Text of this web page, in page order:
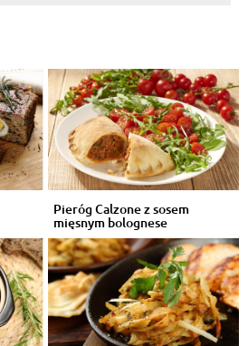
Pieróg Calzone z sosem
mięsnym bolognese